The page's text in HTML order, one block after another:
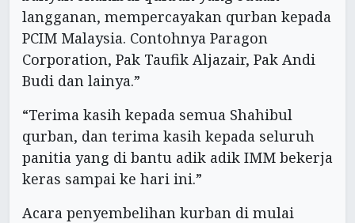
langganan, mempercayakan qurban kepada
PCIM Malaysia. Contohnya Paragon
Corporation, Pak Taufik Aljazair, Pak Andi
Budi dan lainya.”
“Terima kasih kepada semua Shahibul
qurban, dan terima kasih kepada seluruh
panitia yang di bantu adik adik IMM bekerja
keras sampai ke hari ini.”
Acara penyembelihan kurban di mulai